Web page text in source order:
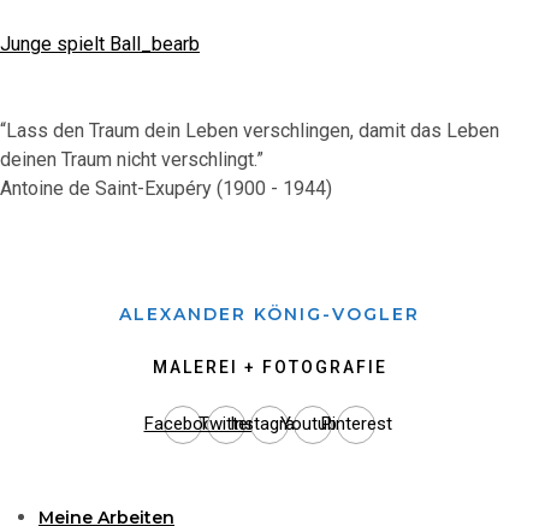
Junge spielt Ball_bearb
“Lass den Traum dein Leben verschlingen, damit das Leben
deinen Traum nicht verschlingt.”
Antoine de Saint-Exupéry (1900 - 1944)
ALEXANDER KÖNIG-VOGLER
MALEREI + FOTOGRAFIE
FacebookTwitterInstagramYoutubePinterest
Meine Arbeiten